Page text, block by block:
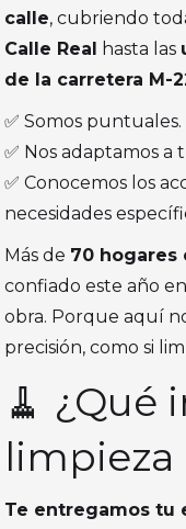
calle, cubriendo
Calle Real
hasta las
de la carretera M-
✅ Somos puntuales.
✅ Nos adaptamos a
✅ Conocemos los
necesidades
Más de 70 hogares
confiado este año
obra. Porque aquí
precisión, como si
🧹 ¿Qué
limpieza
Te entregamos tu